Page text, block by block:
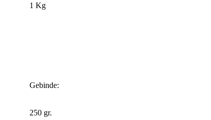
1 Kg
Gebinde:
250 gr.